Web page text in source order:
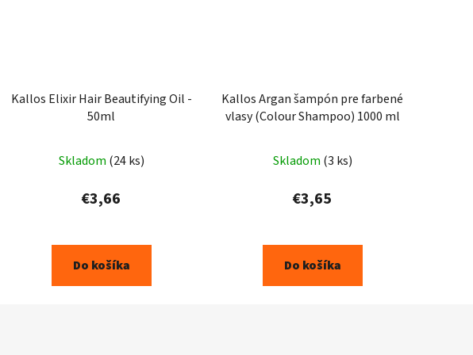
Kallos Elixir Hair Beautifying Oil -
50ml
Skladom (24 ks)
€3,66
Do košíka
Kallos Argan šampón pre farbené
vlasy (Colour Shampoo) 1000 ml
Skladom (3 ks)
€3,65
Do košíka